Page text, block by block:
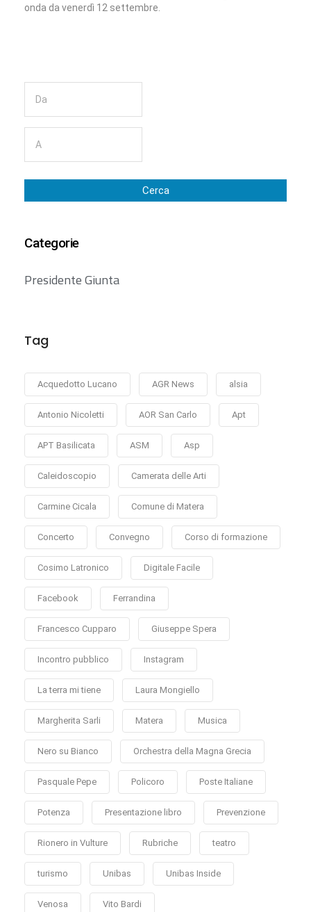
onda da venerdì 12 settembre.
Cerca
Categorie
Presidente Giunta
Tag
Acquedotto Lucano AGR News alsia
Antonio Nicoletti AOR San Carlo Apt
APT Basilicata ASM Asp
Caleidoscopio Camerata delle Arti
Carmine Cicala Comune di Matera
Concerto Convegno Corso di formazione
Cosimo Latronico Digitale Facile
Facebook Ferrandina
Francesco Cupparo Giuseppe Spera
Incontro pubblico Instagram
La terra mi tiene Laura Mongiello
Margherita Sarli Matera Musica
Nero su Bianco Orchestra della Magna Grecia
Pasquale Pepe Policoro Poste Italiane
Potenza Presentazione libro Prevenzione
Rionero in Vulture Rubriche teatro
turismo Unibas Unibas Inside
Venosa Vito Bardi